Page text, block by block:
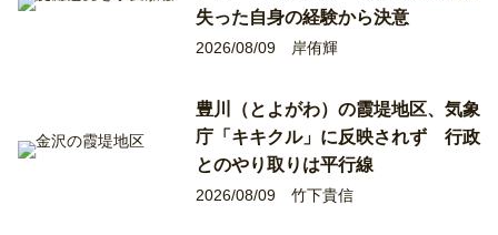
失った自身の経験から決意
2026/08/09 岸侑輝
豊川（とよがわ）の霞堤地区、気象
庁「キキクル」に反映されず 行政
とのやり取りは平行線
2026/08/09 竹下貴信